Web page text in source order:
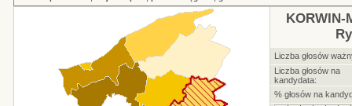
KORWIN-
Liczba głosów
Liczba głosów na
kandydata:
% głosów na